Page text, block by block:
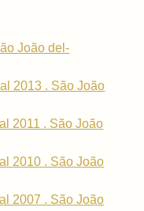
João del-
2013 . São João
2011 . São João
2010 . São João
2007 . São João